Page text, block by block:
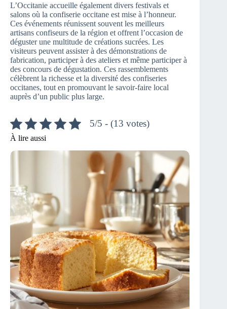
L’Occitanie accueille également divers festivals et
salons où la confiserie occitane est mise à l’honneur.
Ces événements réunissent souvent les meilleurs
artisans confiseurs de la région et offrent l’occasion de
déguster une multitude de créations sucrées. Les
visiteurs peuvent assister à des démonstrations de
fabrication, participer à des ateliers et même participer à
des concours de dégustation. Ces rassemblements
célèbrent la richesse et la diversité des confiseries
occitanes, tout en promouvant le savoir-faire local
auprès d’un public plus large.
5/5 - (13 votes)
À lire aussi